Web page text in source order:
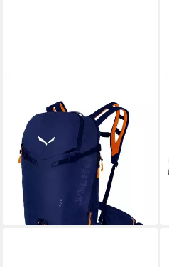
Wanderrucksack Sella (für
Skitouren, Dry Back Contact-
Tragesystem) dunkelblau
ab 142,89 € UVP200,00 €
-29%
lieferbar - in 3-4 Werktagen bei dir